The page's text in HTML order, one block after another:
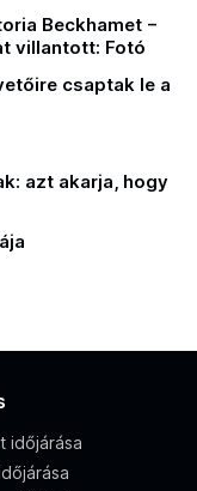
Beckhamet −
villantott: Fotó
csaptak le a
azt akarja, hogy
időjárása